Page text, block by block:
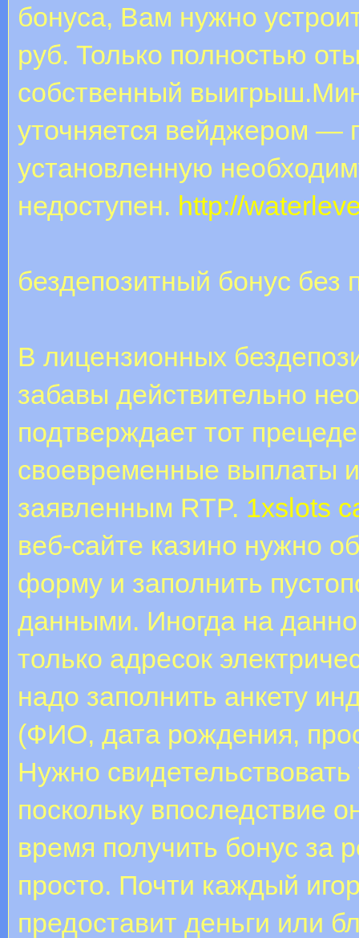
бонуса, Вам нужно
руб. Только полностью
собственный
уточняется вейджером —
установленную
недоступен. http://
бездепозитный бонус без
В лицензионных
забавы действительно
подтверждает тот
своевременные выплаты
заявленным RTP. 1xslots
веб-сайте казино нужно
форму и заполнить
данными. Иногда на
только адресок
надо заполнить анкету
(ФИО, дата рождения,
Нужно
поскольку впоследствие
время получить бонус за
просто. Почти каждый
предоставит деньги или